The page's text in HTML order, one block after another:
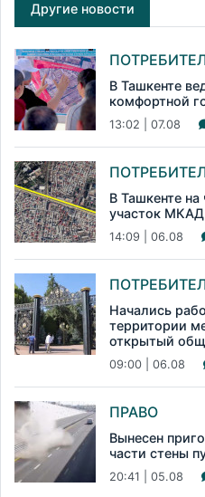
Другие новости
В Ташкенте
комфортной
13:02 | 07.08
В Ташкенте
участок МКАД
14:09 | 06.08
Начались
территории
открытый
09:00 | 06.08
ПРАВО
Вынесен
части стены
20:41 | 05.08